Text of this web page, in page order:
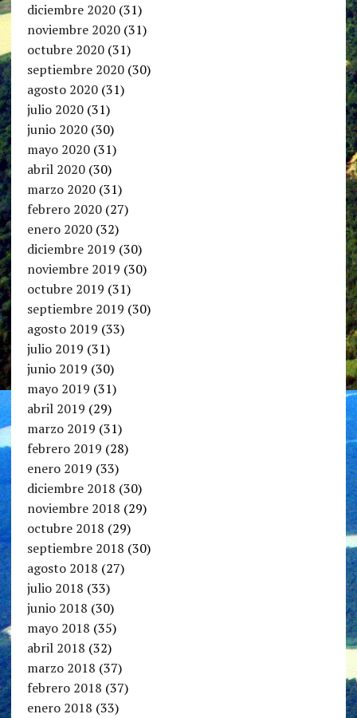
diciembre 2020(31)
noviembre 2020(31)
octubre 2020(31)
septiembre 2020(30)
agosto 2020(31)
julio 2020(31)
junio 2020(30)
mayo 2020(31)
abril 2020(30)
marzo 2020(31)
febrero 2020(27)
enero 2020(32)
diciembre 2019 (30)
noviembre 2019 (30)
octubre 2019 (31)
septiembre 2019 (30)
agosto 2019 (33)
julio 2019 (31)
junio 2019 (30)
mayo 2019 (31)
abril 2019 (29)
marzo 2019 (31)
febrero 2019 (28)
enero 2019 (33)
diciembre 2018 (30)
noviembre 2018 (29)
octubre 2018 (29)
septiembre 2018 (30)
agosto 2018 (27)
julio 2018 (33)
junio 2018 (30)
mayo 2018 (35)
abril 2018 (32)
marzo 2018 (37)
febrero 2018 (37)
enero 2018 (33)